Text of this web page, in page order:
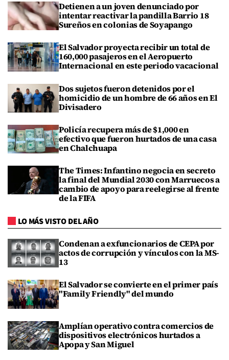
Detienen a un joven denunciado por
intentar reactivar la pandilla Barrio 18
Sureños en colonias de Soyapango
El Salvador proyecta recibir un total de
160,000 pasajeros en el Aeropuerto
Internacional en este periodo vacacional
Dos sujetos fueron detenidos por el
homicidio de un hombre de 66 años en El
Divisadero
Policía recupera más de $1,000 en
efectivo que fueron hurtados de una casa
en Chalchuapa
The Times: Infantino negocia en secreto
la final del Mundial 2030 con Marruecos a
cambio de apoyo para reelegirse al frente
de la FIFA
LO MÁS VISTO DEL AÑO
Condenan a exfuncionarios de CEPA por
actos de corrupción y vínculos con la MS-
13
El Salvador se convierte en el primer país
"Family Friendly" del mundo
Amplían operativo contra comercios de
dispositivos electrónicos hurtados a
Apopa y San Miguel